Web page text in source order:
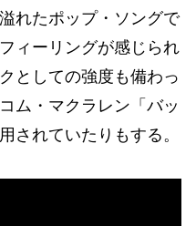
れたポップ・ソングで
ィーリングが感じられ
としての強度も備わっ
ム・マクラレン「バッ
されていたりもする。